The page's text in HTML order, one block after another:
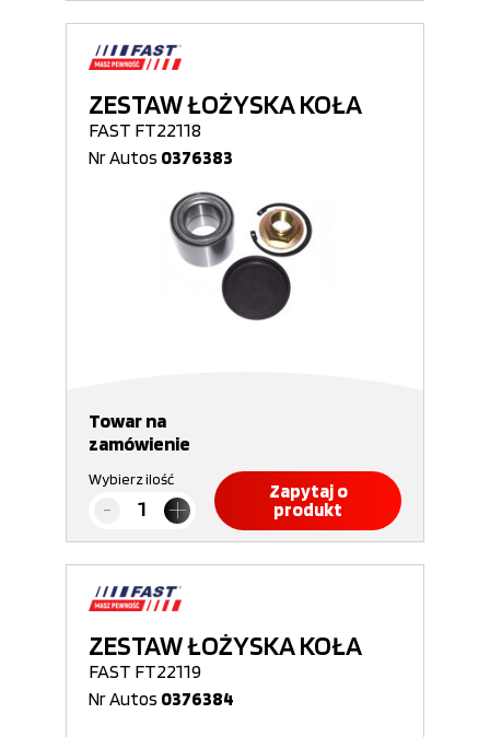
ZESTAW ŁOŻYSKA KOŁA
FAST FT22118
Nr Autos 0376383
Towar na
zamówienie
Wybierz ilość
Zapytaj o
produkt
ZESTAW ŁOŻYSKA KOŁA
FAST FT22119
Nr Autos 0376384